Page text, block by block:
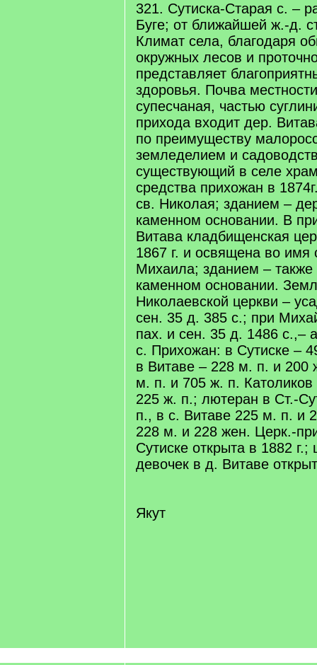
321. Сутиска-Старая с. –
Буге; от ближайшей ж.-д.
Климат села, благодаря
окружных лесов и
представляет
здоровья. Почва
супесчаная, частью
прихода входит дер.
по преимуществу
земледелием и
существующий в селе
средства прихожан в
св. Николая; зданием –
каменном основании. В
Витава кладбищенская
1867 г. и освящена во имя
Михаила; зданием –
каменном основании.
Николаевской церкви –
сен. 35 д. 385 с.; при
пах. и сен. 35 д. 1486 с.,–
с. Прихожан: в Сутиске –
в Витаве – 228 м. п. и 200
м. п. и 705 ж. п.
225 ж. п.; лютеран в Ст.-
п., в с. Витаве 225 м. п. и
228 м. и 228 жен. Церк.-
Сутиске открыта в 1882
девочек в д. Витаве
Якут